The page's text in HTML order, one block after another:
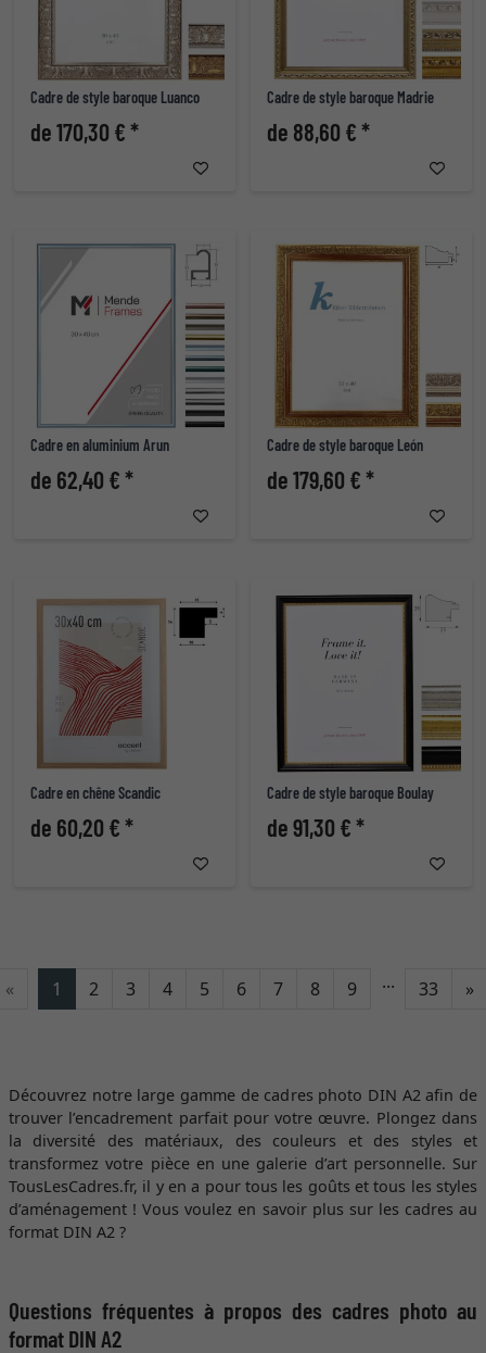
Cadre de style baroque Luanco
de 170,30 € *
Cadre de style baroque Madrie
de 88,60 € *
Cadre en aluminium Arun
de 62,40 € *
Cadre de style baroque León
de 179,60 € *
Cadre en chêne Scandic
de 60,20 € *
Cadre de style baroque Boulay
de 91,30 € *
« 1 2 3 4 5 6 7 8 9 ... 33 »
Découvrez notre large gamme de cadres photo DIN A2 afin de
trouver l’encadrement parfait pour votre œuvre. Plongez dans
la diversité des matériaux, des couleurs et des styles et
transformez votre pièce en une galerie d’art personnelle. Sur
TousLesCadres.fr, il y en a pour tous les goûts et tous les styles
d’aménagement ! Vous voulez en savoir plus sur les cadres au
format DIN A2 ?
Questions fréquentes à propos des cadres photo au
format DIN A2